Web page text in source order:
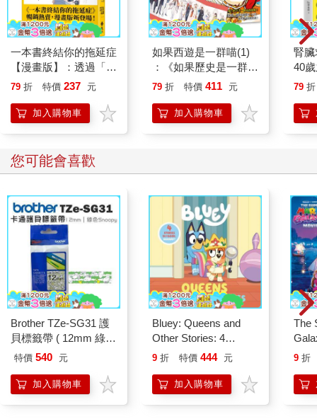
一本書終結你的拖延症
【漫畫版】：透過「小
行動」打開大腦的行動
「行動派」的37個科
學方法
79 折 特價 237 元
加入購物車
如果西遊是一群喵(1)
：《如果歷史是一群
喵》作者最新力作，附
79 折 特價 411 元
加入購物車
腎
40
就
79 折
您可能會喜歡
Brother TZe-SG31 護
貝標籤帶 ( 12mm 綠色
SNOOPY )
特價 540 元
加入購物車
Bluey: Queens and
Other Stories: 4
Stories in 1 Book.
9 折 特價 444 元
加入購物車
The
9 折